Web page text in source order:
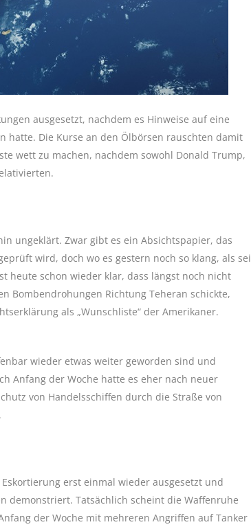
ausgesetzt, nachdem es Hinweise auf eine
hatte. Die Kurse an den Ölbörsen rauschten damit
wett zu machen, nachdem sowohl Donald Trump,
ungeklärt. Zwar gibt es ein Absichtspapier, das
wird, doch wo es gestern noch so klang, als sei
heute schon wieder klar, dass längst noch nicht
Bombendrohungen Richtung Teheran schickte,
als „Wunschliste“ der Amerikaner.
wieder etwas weiter geworden sind und
Anfang der Woche hatte es eher nach neuer
von Handelsschiffen durch die Straße von
erst einmal wieder ausgesetzt und
demonstriert. Tatsächlich scheint die Waffenruhe
der Woche mit mehreren Angriffen auf Tanker